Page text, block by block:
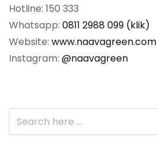
Hotline: 150 333
Whatsapp: 0811 2988 099 (klik)
Website: www.naavagreen.com
Instagram: @naavagreen